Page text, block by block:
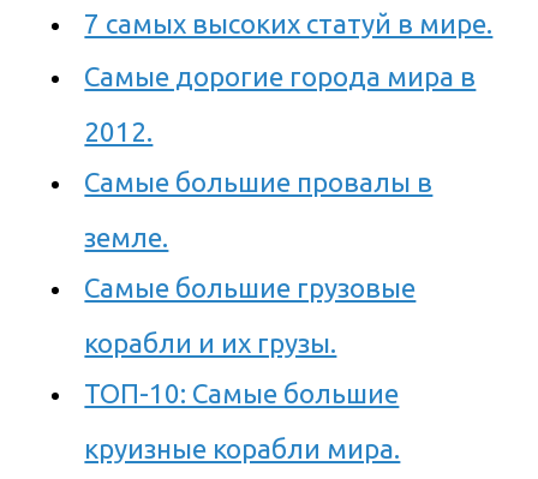
7 самых высоких статуй в мире.
Самые дорогие города мира в
2012.
Самые большие провалы в
земле.
Самые большие грузовые
корабли и их грузы.
ТОП-10: Самые большие
круизные корабли мира.